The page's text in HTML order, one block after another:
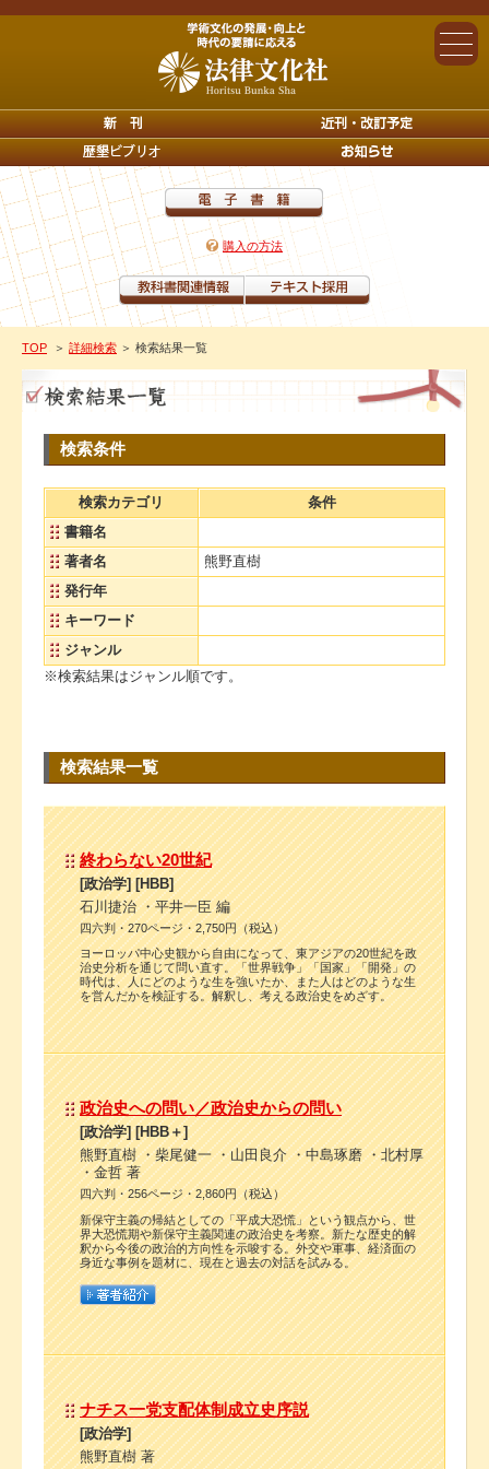
購入の方法
TOP ＞ 詳細検索 ＞ 検索結果一覧
検索条件
検索カテゴリ
条件
書籍名
著者名
熊野直樹
発行年
キーワード
ジャンル
※検索結果はジャンル順です。
検索結果一覧
終わらない20世紀
[政治学] [HBB]
石川捷治 ・平井一臣 編
四六判・270ページ・2,750円（税込）
ヨーロッパ中心史観から自由になって、東アジアの20世紀を政
治史分析を通じて問い直す。「世界戦争」「国家」「開発」の
時代は、人にどのような生を強いたか、また人はどのような生
を営んだかを検証する。解釈し、考える政治史をめざす。
政治史への問い／政治史からの問い
[政治学] [HBB＋]
熊野直樹 ・柴尾健一 ・山田良介 ・中島琢磨 ・北村厚
・金哲 著
四六判・256ページ・2,860円（税込）
新保守主義の帰結としての「平成大恐慌」という観点から、世
界大恐慌期や新保守主義関連の政治史を考察。新たな歴史的解
釈から今後の政治的方向性を示唆する。外交や軍事、経済面の
身近な事例を題材に、現在と過去の対話を試みる。
ナチス一党支配体制成立史序説
[政治学]
熊野直樹 著